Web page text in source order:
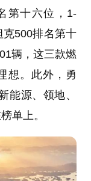
第十六位，1-
克500排名第十
辆，这三款燃
想。此外，勇
能源、领地、
单上。